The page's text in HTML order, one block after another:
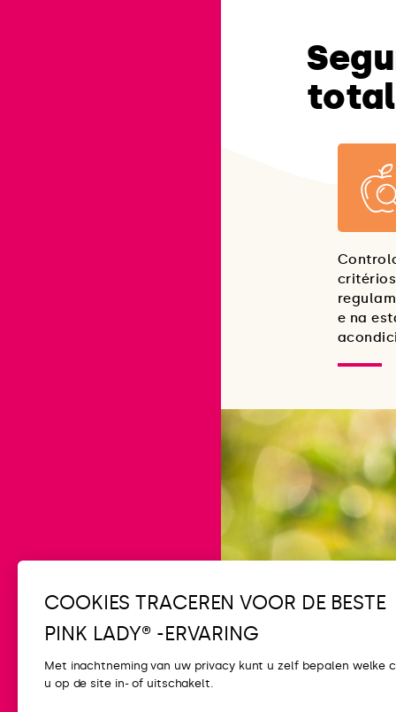
total
e na
COOKIES TRACEREN VOOR DE BESTE
PINK LADY® -ERVARING
Met inachtneming van uw privacy kunt u zelf bepalen welke
u op de site in- of uitschakelt.